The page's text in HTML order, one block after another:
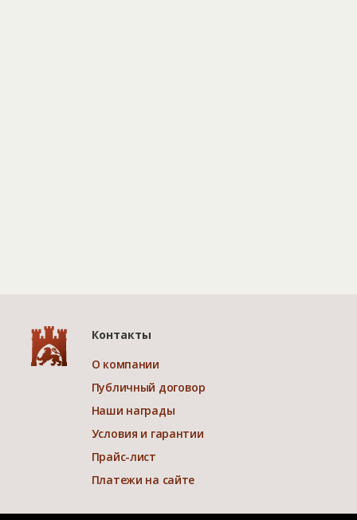
Контакты
О компании
Публичный договор
Наши награды
Условия и гарантии
Прайс-лист
Платежи на сайте